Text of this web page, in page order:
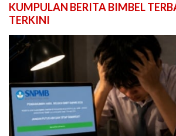
KUMPULAN BERITA BIMBEL
TERKINI